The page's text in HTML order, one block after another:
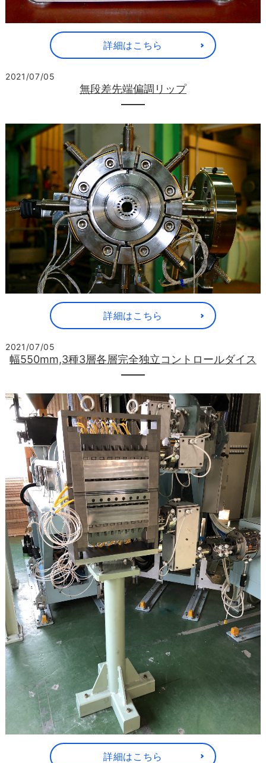
詳細はこちら
2021/07/05
無段差先端偏調リップ
詳細はこちら
2021/07/05
幅550mm,3種3層各層完全独立コントロールダイス
詳細はこちら